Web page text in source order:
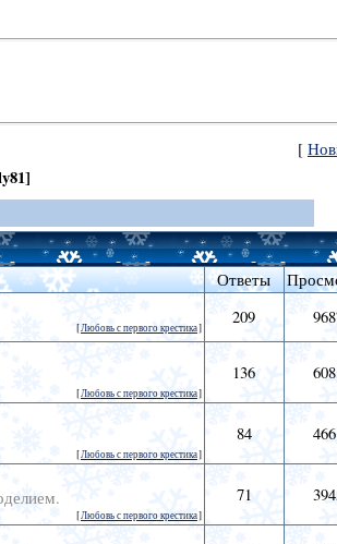
[
Ответы
[Любовь с первого крестика]
209
[Любовь с первого крестика]
136
[Любовь с первого крестика]
84
[Любовь с первого крестика]
71